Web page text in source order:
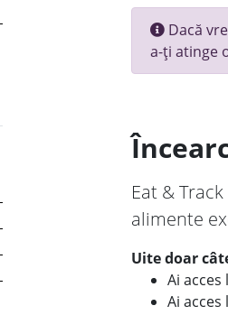
Dacă
a-ți atinge
Eat &
alimente
Uite doar
Ai
Ai